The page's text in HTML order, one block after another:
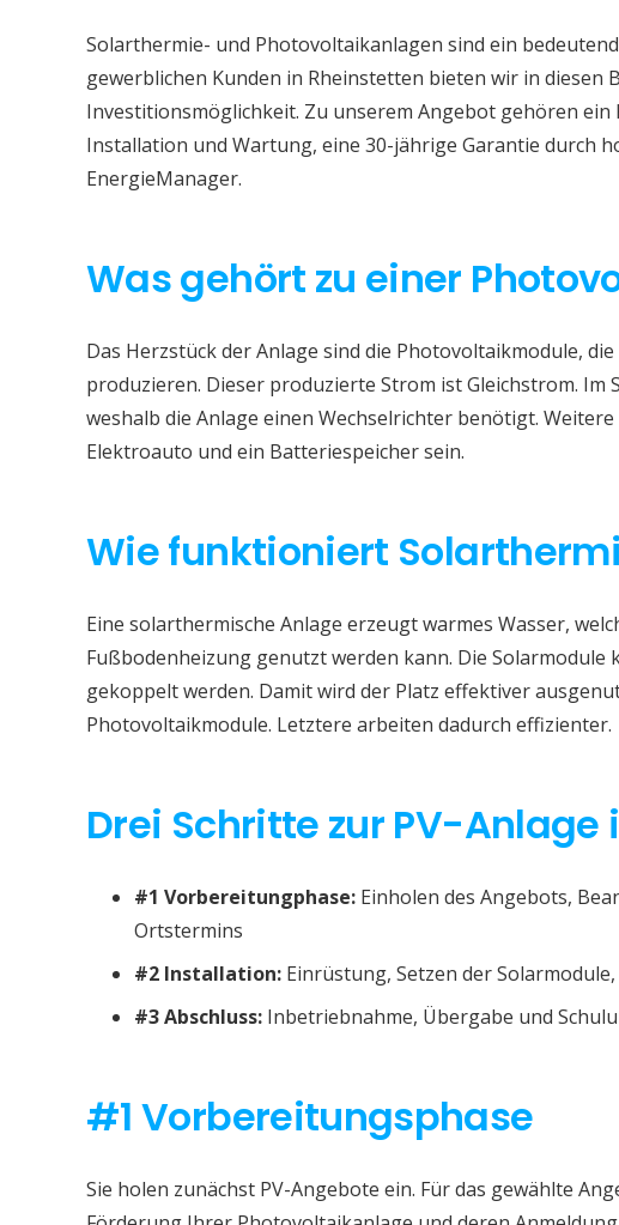
Solarthermie- und Photovoltaikanlagen sind ein
gewerblichen Kunden in Rheinstetten bieten wir in diesen
Investitionsmöglichkeit. Zu unserem Angebot gehören
Installation und Wartung, eine 30-jährige Garantie durch
EnergieManager.
Was gehört zu einer
Das Herzstück der Anlage sind die Photovoltaikmodule,
produzieren. Dieser produzierte Strom ist Gleichstrom. Im
weshalb die Anlage einen Wechselrichter benötigt.
Elektroauto und ein Batteriespeicher sein.
Wie funktioniert
Eine solarthermische Anlage erzeugt warmes Wasser,
Fußbodenheizung genutzt werden kann. Die
gekoppelt werden. Damit wird der Platz effektiver
Photovoltaikmodule. Letztere arbeiten dadurch effizienter.
Drei Schritte zur PV-Anlage
#1 Vorbereitungphase: Einholen des Angebots,
Ortstermins
#2 Installation: Einrüstung, Setzen der
#3 Abschluss: Inbetriebnahme, Übergabe und
#1 Vorbereitungsphase
Sie holen zunächst PV-Angebote ein. Für das gewählte